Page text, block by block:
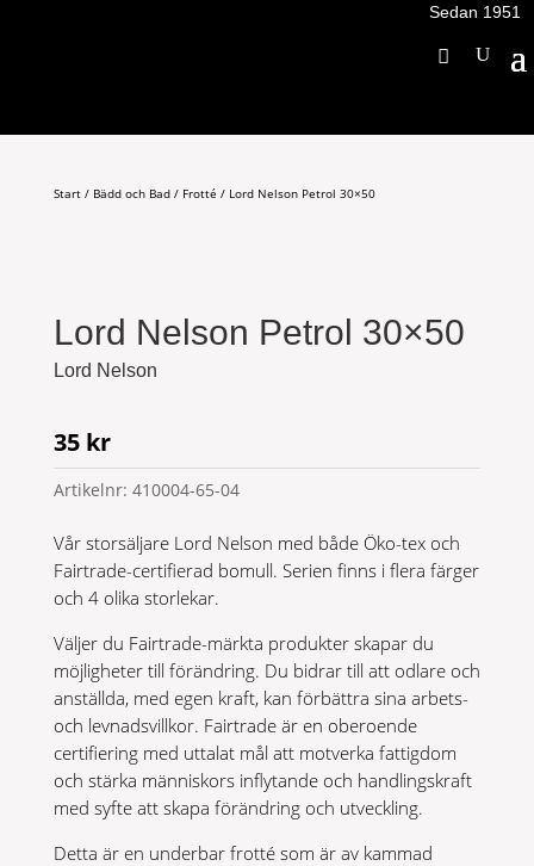
Sedan 1951
Start/ Bädd och Bad/ Frotté / Lord Nelson Petrol 30×50
Lord Nelson Petrol 30×50
Lord Nelson
35 kr
Artikelnr: 410004-65-04
Vår storsäljare Lord Nelson med både Öko-tex och
Fairtrade-certifierad bomull. Serien finns i flera färger
och 4 olika storlekar.
Väljer du Fairtrade-märkta produkter skapar du
möjligheter till förändring. Du bidrar till att odlare och
anställda, med egen kraft, kan förbättra sina arbets-
och levnadsvillkor. Fairtrade är en oberoende
certifiering med uttalat mål att motverka fattigdom
och stärka människors inflytande och handlingskraft
med syfte att skapa förändring och utveckling.
Detta är en underbar frotté som är av kammad